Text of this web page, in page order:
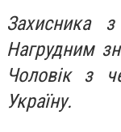
Захисника
Нагрудним
Чоловік з
Україну.